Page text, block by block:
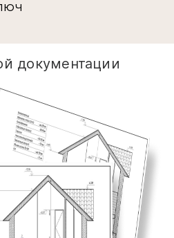
документации